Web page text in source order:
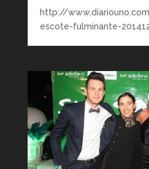
http://
escote-fulminante-